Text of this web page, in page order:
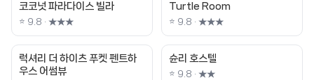
코코넛 파라다이스 빌라
⭐ 9.8 · ★★★
Turtle Room
⭐ 9.8 · ★★★
럭셔리 더 하이츠 푸켓 펜트하
우스 어썸뷰
슌리 호스텔
⭐ 9.8 · ★★